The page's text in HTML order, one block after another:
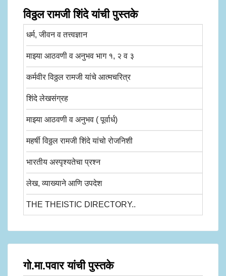
विठ्ठल रामजी शिंदे यांची पुस्तके
धर्म, जीवन व तत्त्वज्ञान
माझ्या आठवणी व अनुभव भाग १, २ व ३
कर्मवीर विठ्ठल रामजी यांचे आत्मचरित्र
शिंदे लेखसंग्रह
माझ्या आठवणी व अनुभव ( पूर्वार्ध)
महर्षी विठ्ठल रामजी शिंदे यांचो रोजनिशी
भारतीय अस्पृश्यतेचा प्रश्न
लेख, व्याख्याने आणि उपदेश
THE THEISTIC DIRECTORY..
गो.मा.पवार यांची पुस्तके